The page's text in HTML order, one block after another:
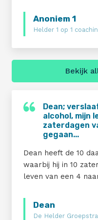
Anoniem 1
Helder 1 op 1
Bekijk
Dean;
alcohol, mijn
zaterdagen
gegaan...
Dean heeft de 10
waarbij hij in 10
leven van een 4
Dean
De Helder